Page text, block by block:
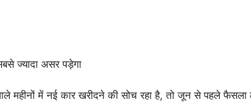
ज्यादा असर पड़ेगा
महीनों में नई कार खरीदने की सोच रहा है, तो जून से पहले फैसला